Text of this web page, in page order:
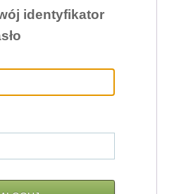
identyfikator